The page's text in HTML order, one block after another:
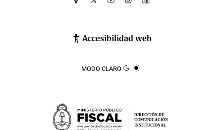
Accesibilidad web
MODO CLARO
DIRECCIÓN DE
COMUNICACIÓN
INSTITUCIONAL